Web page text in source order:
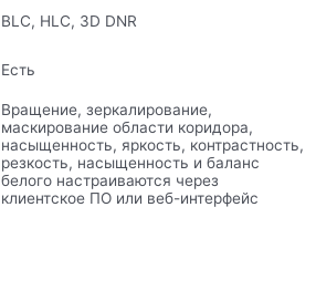
BLC, HLC, 3D DNR
Есть
Вращение, зеркалирование,
маскирование области коридора,
насыщенность, яркость, контрастность,
резкость, насыщенность и баланс
белого настраиваются через
клиентское ПО или веб-интерфейс